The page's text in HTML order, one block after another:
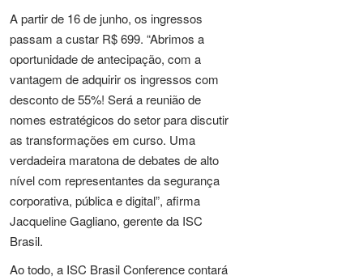
A partir de 16 de junho, os ingressos
passam a custar R$ 699. “Abrimos a
oportunidade de antecipação, com a
vantagem de adquirir os ingressos com
desconto de 55%! Será a reunião de
nomes estratégicos do setor para discutir
as transformações em curso. Uma
verdadeira maratona de debates de alto
nível com representantes da segurança
corporativa, pública e digital”, afirma
Jacqueline Gagliano, gerente da ISC
Brasil.
Ao todo, a ISC Brasil Conference contará